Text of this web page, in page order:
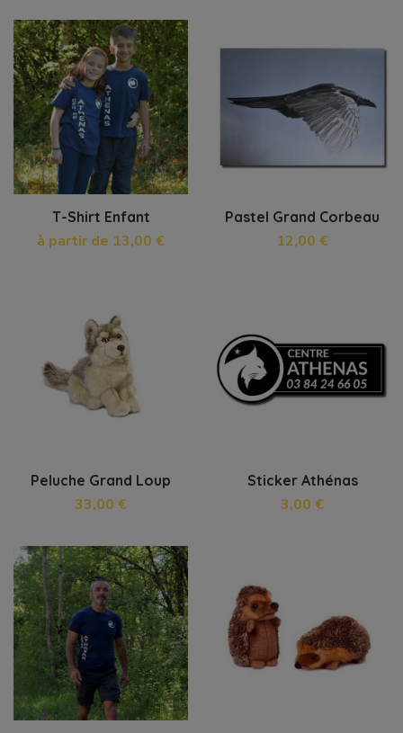
T-Shirt Enfant
à partir de 13,00 €
Pastel Grand Corbeau
12,00 €
Peluche Grand Loup
33,00 €
Sticker Athénas
3,00 €